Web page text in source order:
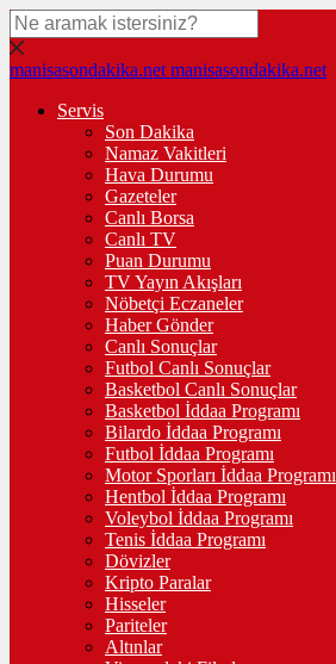
manisasondakika.net manisasondakika.net
Servis
Son Dakika
Namaz Vakitleri
Hava Durumu
Gazeteler
Canlı Borsa
Canlı TV
Puan Durumu
TV Yayın Akışları
Nöbetçi Eczaneler
Haber Gönder
Canlı Sonuçlar
Futbol Canlı Sonuçlar
Basketbol Canlı Sonuçlar
Basketbol İddaa Programı
Bilardo İddaa Programı
Futbol İddaa Programı
Motor Sporları İddaa Programı
Hentbol İddaa Programı
Voleybol İddaa Programı
Tenis İddaa Programı
Dövizler
Kripto Paralar
Hisseler
Pariteler
Altınlar